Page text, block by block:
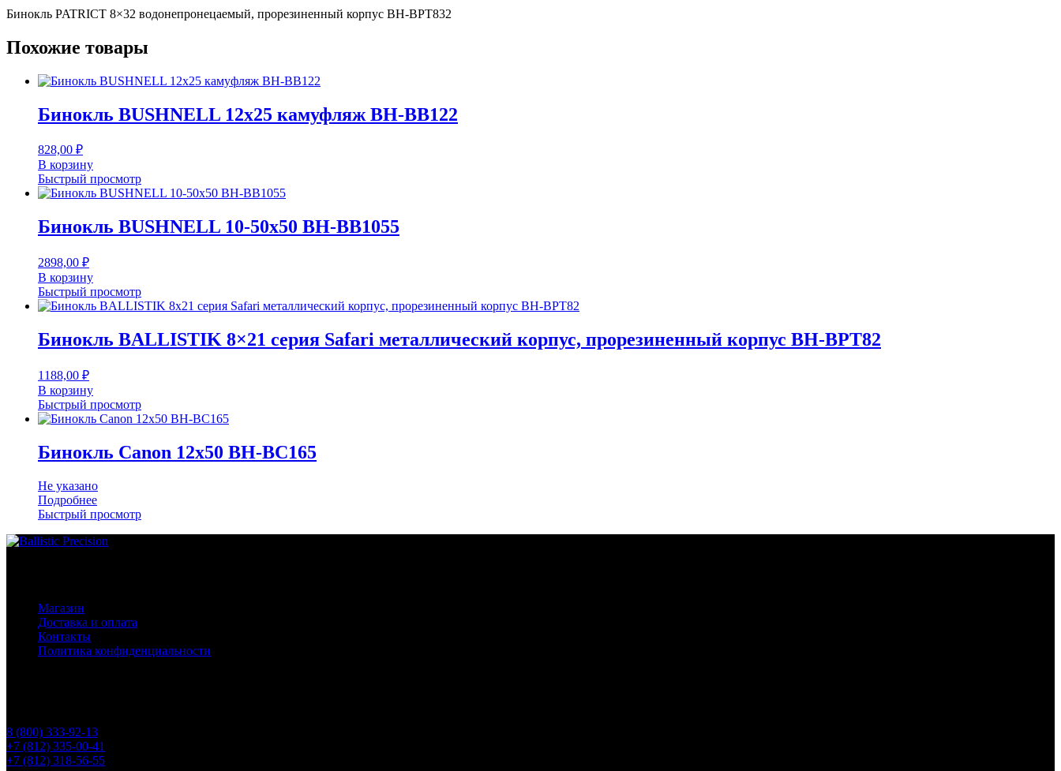
Бинокль PATRICT 8×32 водонепронецаемый, прорезиненный корпус BH-BPT832
Похожие товары
Бинокль BUSHNELL 12х25 камуфляж BH-BB122
828,00 ₽
В корзину
Быстрый просмотр
Бинокль BUSHNELL 10-50х50 BH-BB1055
2898,00 ₽
В корзину
Быстрый просмотр
Бинокль BALLISTIK 8×21 серия Safari металлический корпус, прорезиненный корпус BH-BPT82
1188,00 ₽
В корзину
Быстрый просмотр
Бинокль Canon 12х50 BH-BC165
Не указано
Подробнее
Быстрый просмотр
Магазин
Доставка и оплата
Контакты
Политика конфиденциальности
8 (800) 333-92-13
+7 (812) 335-00-41
+7 (812) 318-56-55